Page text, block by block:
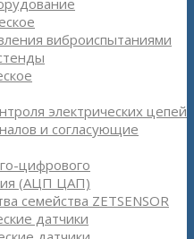
виброиспытаниями
электрических цепей
и согласующие
цифрового
(АЦП ЦАП)
семейства ZETSENSOR
датчики